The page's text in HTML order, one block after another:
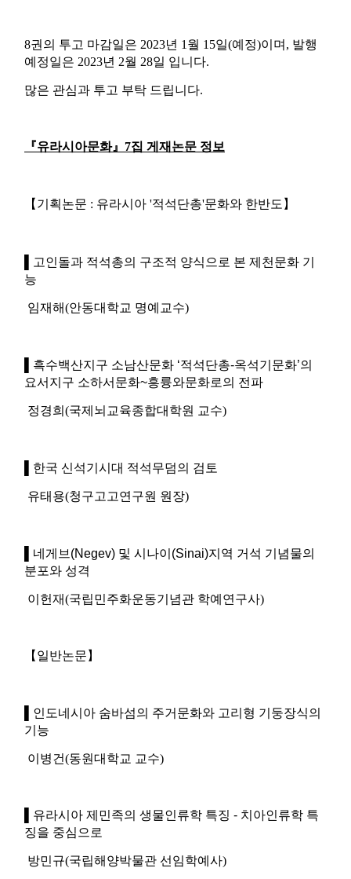
8권의 투고 마감일은 2023년 1월 15일(예정)이며, 발행
예정일은 2023년 2월 28일 입니다.
많은 관심과 투고 부탁 드립니다.
『유라시아문화』7집 게재논문 정보
【기획논문 : 유라시아 '적석단총'문화와 한반도】
고인돌과 적석총의 구조적 양식으로 본 제천문화 기
능
임재해(안동대학교 명예교수)
흑수백산지구 소남산문화 ‘적석단총-옥석기문화’의
요서지구 소하서문화~흥륭와문화로의 전파
정경희(국제뇌교육종합대학원 교수)
한국 신석기시대 적석무덤의 검토
유태용(청구고고연구원 원장)
네게브 (Negev) 및 시나이 (Sinai)지역 거석 기념물의
분포와 성격
이헌재(국립민주화운동기념관 학예연구사)
【일반논문】
인도네시아 숨바섬의 주거문화와 고리형 기둥장식의
기능
이병건(동원대학교 교수)
유라시아 제민족의 생물인류학 특징 - 치아인류학 특
징을 중심으로
방민규(국립해양박물관 선임학예사)